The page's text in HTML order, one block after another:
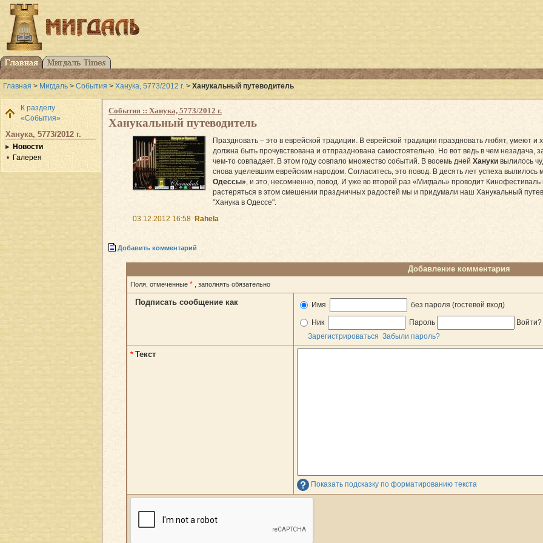
Главная > Мигдаль > События > Ханука, 5773/2012 г. > Ханукальный путеводитель
К разделу
«События»
Ханука, 5773/2012 г.
Новости
Галерея
События :: Ханука, 5773/2012 г.
Ханукальный путеводитель
Праздновать – это в еврейской традиции. В еврейской традиции праздновать любят, умеют
должна быть прочувствована и отпразднована самостоятельно. Но вот ведь в чем
чем-то совпадает. В этом году совпало множество событий. В восемь дней Хануки вылилось
снова уцелевшим еврейским народом. Согласитесь, это повод. В десять лет успеха
Одессы» , и это, несомненно, повод. И уже во второй раз «Мигдаль» проводит Кинофестиваль
растеряться в этом смешении праздничных радостей мы и придумали наш Ханукальный
"Ханука в Одессе".
03.12.2012 16:58 Rahela
Добавить комментарий
Добавление комментария
Поля, отмеченные * , заполнять обязательно
Подписать сообщение как Имя без пароля (гостевой вход)
Ник Пароль
Войти?
Зарегистрироваться Забыли пароль?
* Текст
Показать подсказку по форматированию текста